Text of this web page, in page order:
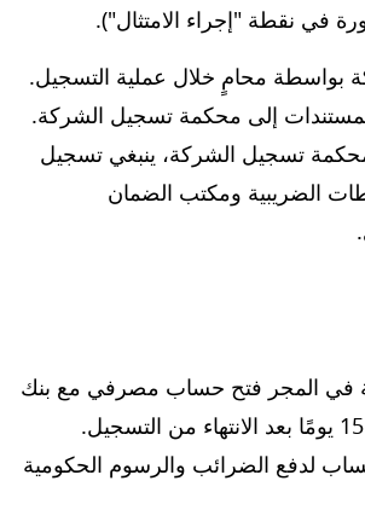
في نقطة "إجراء الامتثال").
بواسطة محامٍ خلال عملية التسجيل.
إلى محكمة تسجيل الشركة.
تسجيل الشركة، ينبغي تسجيل
الضريبية ومكتب الضمان
في المجر فتح حساب مصرفي مع بنك
مجرى في غضون 15 يومًا بعد الانتهاء من التسجيل.
لدفع الضرائب والرسوم الحكومية